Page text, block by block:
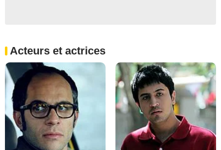
Acteurs et actrices